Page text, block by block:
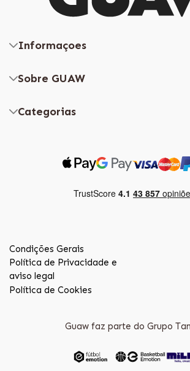
Informaçoes
Sobre GUAW
Categorias
Condições Gerais
Política de Privacidade e
aviso legal
Política de Cookies
Guaw faz parte do Grupo